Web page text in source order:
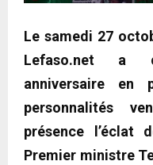
Le samedi 27
Lefaso.net a
anniversaire en
personnalités
présence l’éclat
Premier ministre